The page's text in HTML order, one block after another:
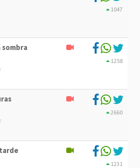
1047
sombra
1258
2660
1231